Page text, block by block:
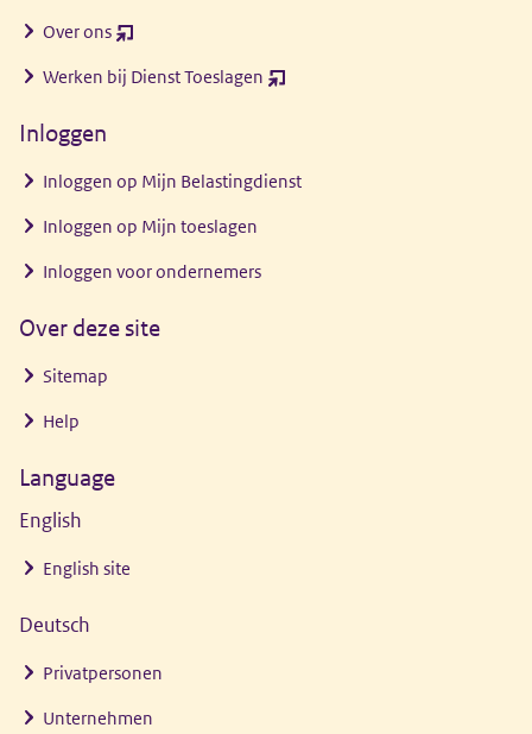
Over ons (opent
venster)
Werken bij Dienst Toeslagen (opent
Inloggen
Inloggen op Mijn Belastingdienst
Inloggen op Mijn toeslagen
Inloggen voor ondernemers
Over deze site
Sitemap
Help
Language
English
English site
Deutsch
Privatpersonen
Unternehmen